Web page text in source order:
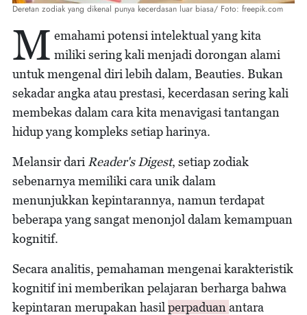
Deretan zodiak yang dikenal punya kecerdasan luar biasa/ Foto: freepik.com
M emahami potensi intelektual yang kita
miliki sering kali menjadi dorongan alami
untuk mengenal diri lebih dalam, Beauties. Bukan
sekadar angka atau prestasi, kecerdasan sering kali
membekas dalam cara kita menavigasi tantangan
hidup yang kompleks setiap harinya.
Melansir dari Reader's Digest, setiap zodiak
sebenarnya memiliki cara unik dalam
menunjukkan kepintarannya, namun terdapat
beberapa yang sangat menonjol dalam kemampuan
kognitif.
Secara analitis, pemahaman mengenai karakteristik
kognitif ini memberikan pelajaran berharga bahwa
kepintaran merupakan hasil perpaduan antara